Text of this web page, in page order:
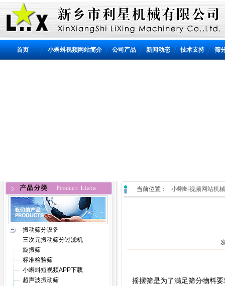
首页 小蝌蚪视频网站简介 公司产品 新闻动态 技术支持 筛
振动筛分设备
三次元振动筛分过滤机
旋振筛
标准检验筛
小蝌蚪短视频APP下载
超声波振动筛
当前位置： 小蝌蚪视频网站机
摇摆筛是为了满足筛分物料要